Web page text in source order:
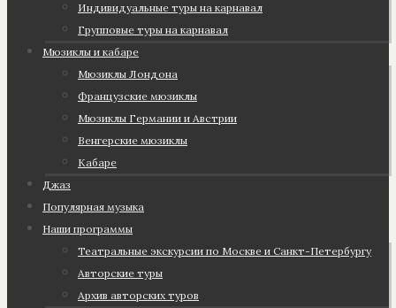
Индивидуальные туры на карнавал
Групповые туры на карнавал
Мюзиклы и кабаре
Мюзиклы Лондона
Французские мюзиклы
Мюзиклы Германии и Австрии
Венгерские мюзиклы
Кабаре
Джаз
Популярная музыка
Наши программы
Театральные экскурсии по Москве и Санкт-Петербургу
Авторские туры
Архив авторских туров